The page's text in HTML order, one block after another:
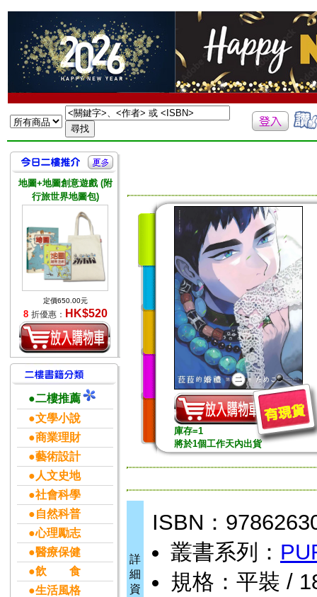
地圖+地圖創意遊戲 (附
行旅世界地圖包)
定價650.00元
8 折優惠： HK$520
●二樓推薦
●文學小說
●商業理財
●藝術設計
●人文史地
●社會科學
●自然科普
●心理勵志
●醫療保健
●飲 食
●生活風格
庫存=1
將於1個工作天內出貨
詳
細
資
ISBN：
叢書系列：
規格：平裝 /